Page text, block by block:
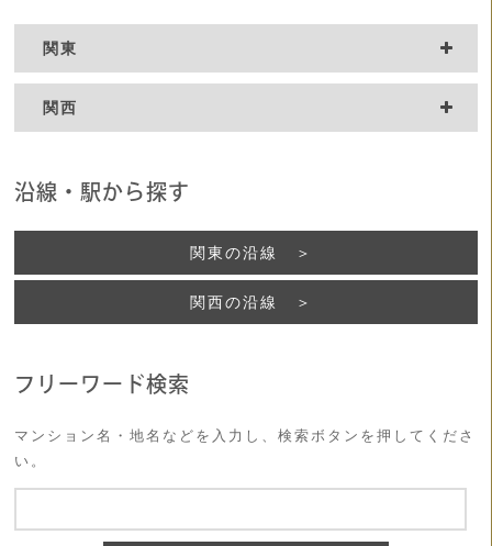
関東
関西
沿線・駅から探す
関東の沿線 ＞
関西の沿線 ＞
フリーワード検索
マンション名・地名などを入力し、検索ボタンを押してくださ
い。